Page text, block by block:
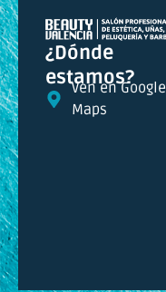
¿Dónde
estamos?
Ven en Google
Maps